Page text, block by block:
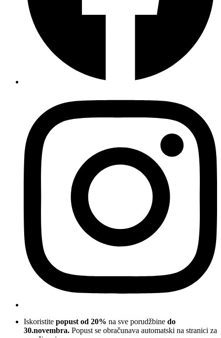
Iskoristite popust od 20% na sve porudžbine do
30.novembra. Popust se obračunava automatski na stranici za